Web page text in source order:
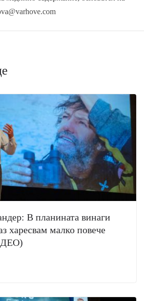
В планината винаги
харесвам малко повече